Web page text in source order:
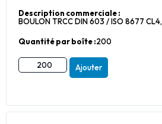
Description commerciale :
BOULON TRCC DIN 603 / ISO 8677
Quantité par boîte :200
Ajouter